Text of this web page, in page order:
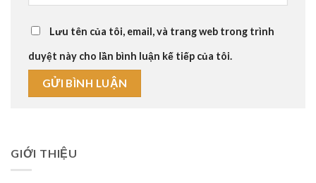
Lưu tên của tôi, email, và trang web trong trình
duyệt này cho lần bình luận kế tiếp của tôi.
GIỚI THIỆU